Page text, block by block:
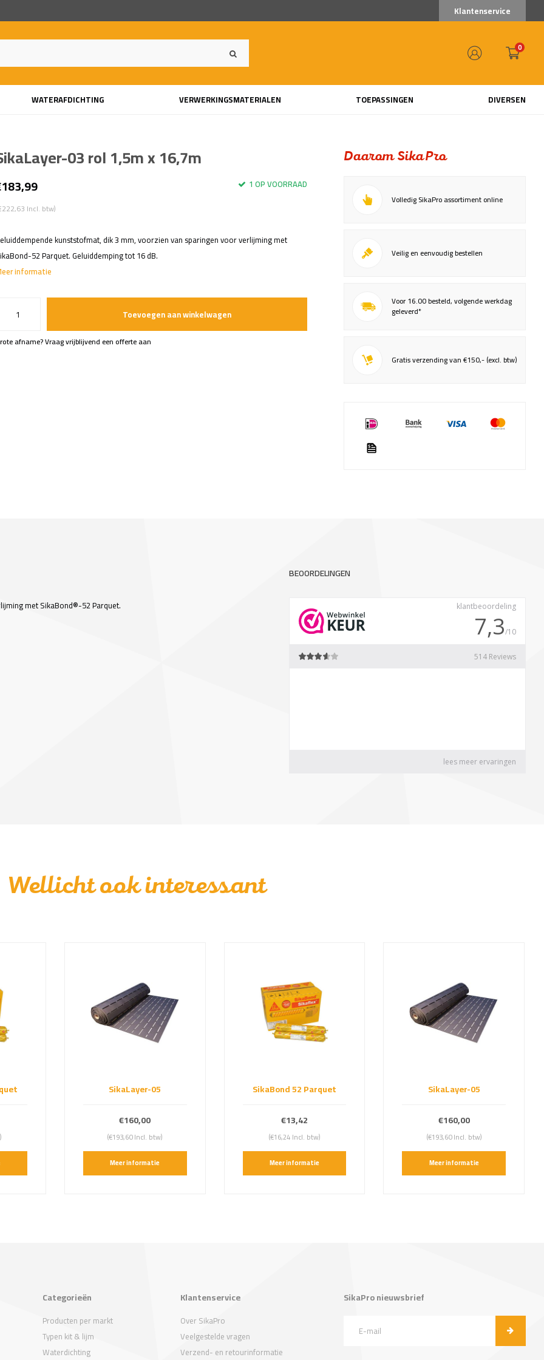
Klantenservice
0
WATERAFDICHTING VERWERKINGSMATERIALEN TOEPASSINGEN DIVERSEN
03 rol 1,5m x 16,7m
Incl. btw)
1 OP VOORRAAD
kunststofmat, dik 3 mm, voorzien van sparingen voor verlijming met
52 Parquet. Geluiddemping tot 16 dB.
informatie
Toevoegen aan winkelwagen
afname? Vraag vrijblijvend een offerte aan
Daarom SikaPro
Volledig SikaPro assortiment online
Veilig en eenvoudig bestellen
Voor 16.00 besteld, volgende werkdag
geleverd*
Gratis verzending van €150,- (excl. btw)
met SikaBond®-52 Parquet.
BEOORDELINGEN
Wellicht ook interessant
SikaLayer-05
€160,00
(€193,60 Incl. btw)
Meer informatie
SikaBond 52 Parquet
€13,42
(€16,24 Incl. btw)
Meer informatie
SikaLayer-05
€160,00
(€193,60 Incl. btw)
Meer informatie
Categorieën
Producten per markt
Typen kit & lijm
Waterdichting
Klantenservice
Over SikaPro
Veelgestelde vragen
Verzend- en retourinformatie
SikaPro nieuwsbrief